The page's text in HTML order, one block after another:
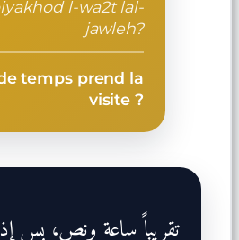
l-wa2t lal-
jawleh?
temps prend la
visite ?
تقريباً ساعة ونص، بس